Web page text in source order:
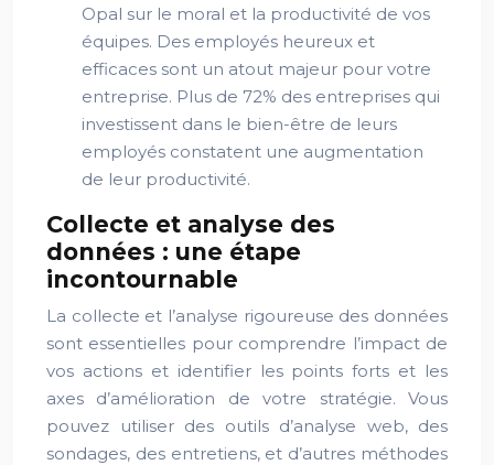
Opal sur le moral et la productivité de vos
équipes. Des employés heureux et
efficaces sont un atout majeur pour votre
entreprise. Plus de 72% des entreprises qui
investissent dans le bien-être de leurs
employés constatent une augmentation
de leur productivité.
Collecte et analyse des
données : une étape
incontournable
La collecte et l’analyse rigoureuse des données
sont essentielles pour comprendre l’impact de
vos actions et identifier les points forts et les
axes d’amélioration de votre stratégie. Vous
pouvez utiliser des outils d’analyse web, des
sondages, des entretiens, et d’autres méthodes